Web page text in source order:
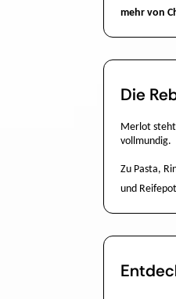
mehr von
Die
Merlot
vollmundig.
Zu Pasta,
und